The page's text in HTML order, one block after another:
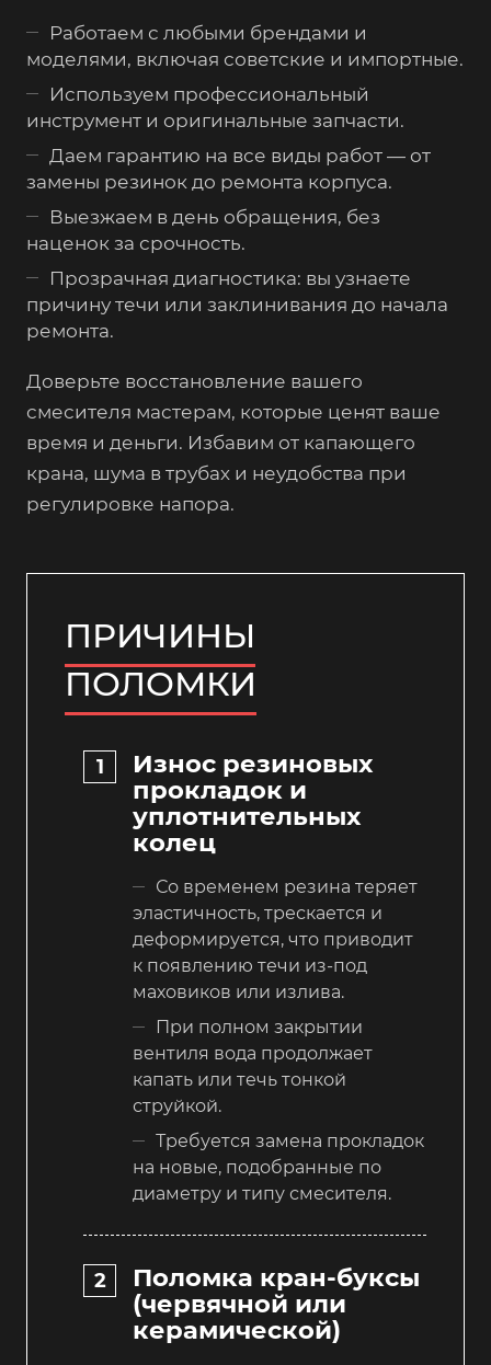
Работаем с любыми брендами и
моделями, включая советские и импортные.
Используем профессиональный
инструмент и оригинальные запчасти.
Даем гарантию на все виды работ — от
замены резинок до ремонта корпуса.
Выезжаем в день обращения, без
наценок за срочность.
Прозрачная диагностика: вы узнаете
причину течи или заклинивания до начала
ремонта.
Доверьте восстановление вашего
смесителя мастерам, которые ценят ваше
время и деньги. Избавим от капающего
крана, шума в трубах и неудобства при
регулировке напора.
ПРИЧИНЫ
ПОЛОМКИ
Износ резиновых
прокладок и
уплотнительных
колец
Со временем резина теряет
эластичность, трескается и
деформируется, что приводит
к появлению течи из-под
маховиков или излива.
При полном закрытии
вентиля вода продолжает
капать или течь тонкой
струйкой.
Требуется замена прокладок
на новые, подобранные по
диаметру и типу смесителя.
Поломка кран-буксы
(червячной или
керамической)